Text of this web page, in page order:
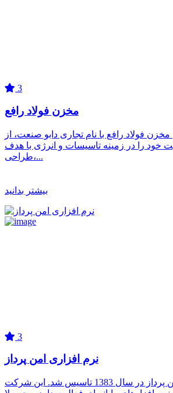
3
مخزن فولاد رافع
فولاد رافع با نام تجاری دابو صنعت، از
فعالیت خود را در زمینه تاسیسات و انرژی با هدف
طراحی،...
بیشتر بدانید
3
نرم افزاری امن پرداز
شرکت نرم افزاری امن پرداز در سال 1383 تاسیس شد. این شرکت